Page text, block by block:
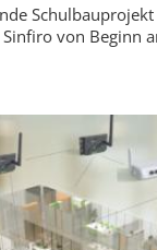
von Beginn